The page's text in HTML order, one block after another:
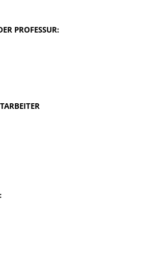
PROFESSUR: